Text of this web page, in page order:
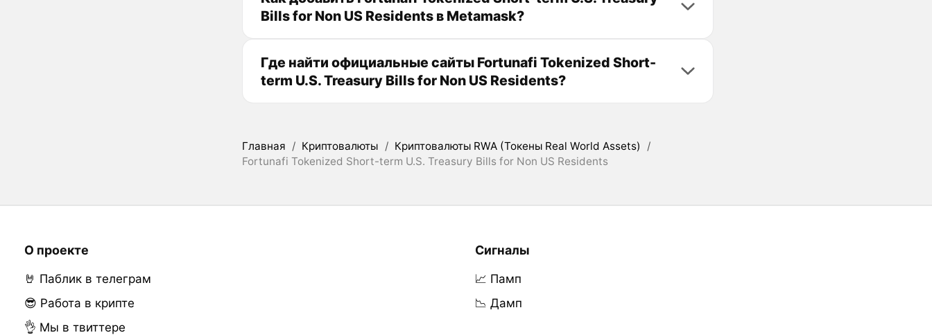
Bills for Non US Residents в Metamask?
Где найти официальные сайты Fortunafi Tokenized Short-
term U.S. Treasury Bills for Non US Residents?
Главная / Криптовалюты / Криптовалюты RWA (Токены Real World Assets)
/
Fortunafi Tokenized Short-term U.S. Treasury Bills for Non US Residents
О проекте
🤘 Паблик в телеграм
😎 Работа в крипте
👌 Мы в твиттере
Сигналы
📈 Памп
📉 Дамп